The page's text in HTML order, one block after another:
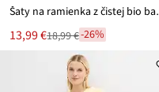
Šaty
Nová
cena
13,99 €
Zľava 18,99 €-26%